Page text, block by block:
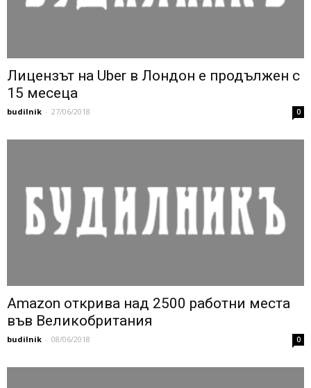
Лицензът на Uber в Лондон е продължен с
15 месеца
budilnik - 27/06/2018 0
Amazon открива над 2500 работни места
във Великобритания
budilnik - 08/06/2018 0